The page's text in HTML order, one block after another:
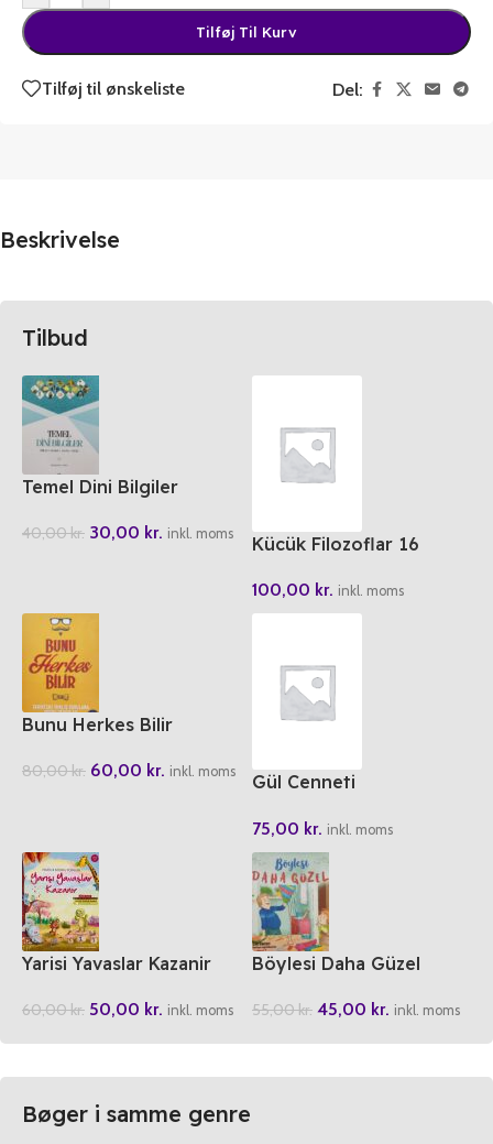
Tilføj Til Kurv
Tilføj til ønskeliste Del:
Beskrivelse
Tilbud
Temel Dini Bilgiler
40,00kr. 30,00 kr. inkl. moms
Kücük Filozoflar 16
Cikiyor
100,00 kr. inkl. moms
Bunu Herkes Bilir
80,00kr. 60,00 kr. inkl. moms
Gül Cenneti
75,00 kr. inkl. moms
Yarisi Yavaslar Kazanir
60,00kr. 50,00 kr. inkl. moms
Böylesi Daha Güzel
55,00kr. 45,00 kr. inkl. moms
Bøger i samme genre